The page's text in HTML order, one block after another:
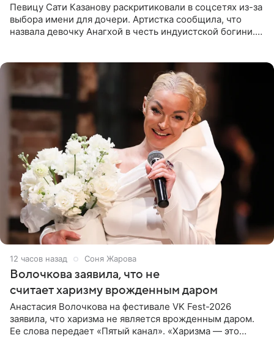
Певицу Сати Казанову раскритиковали в соцсетях из-за
выбора имени для дочери. Артистка сообщила, что
назвала девочку Анагхой в честь индуистской богини.
12 часов назад Соня Жарова
Волочкова заявила, что не
считает харизму врожденным даром
Анастасия Волочкова на фестивале VK Fest-2026
заявила, что харизма не является врожденным даром.
Ее слова передает «Пятый канал». «Харизма — это